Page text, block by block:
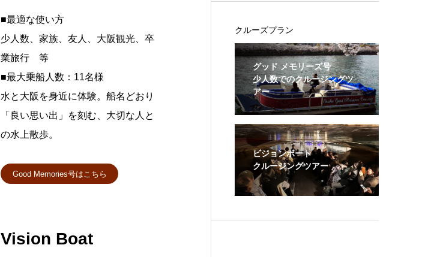
■最適な使い方
少人数、家族、友人、大阪観光、卒
業旅行 等
■最大乗船人数：11名様
水と大阪を身近に体験。船名どおり
「良い思い出」を刻む、大切な人と
の水上散歩。
Good Memories号はこちら
Vision Boat
クルーズプラン
グッド メモリーズ号
少人数でのクルージングツ
アー
ビジョンボート
クルージングツアー